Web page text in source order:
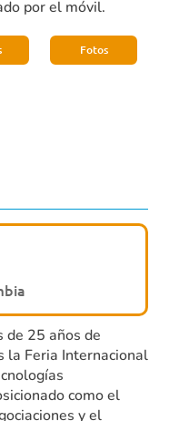
por el móvil.
Fotos
de 25 años de
la Feria Internacional
como el
y el